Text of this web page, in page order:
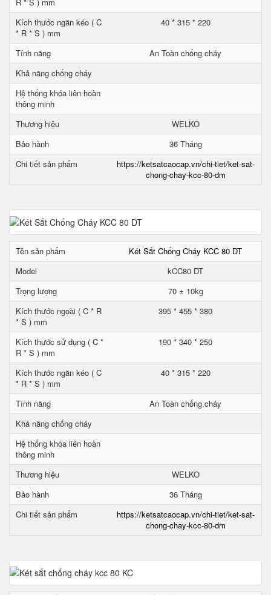
Kích thước ngăn kéo ( C
* R * S ) mm
40 * 315 * 220
Tính năng
An Toàn chống cháy
Khả năng chống cháy
Hệ thống khóa liên hoàn
thông minh
Thương hiệu
WELKO
Bảo hành
36 Tháng
Chi tiết sản phẩm
https://ketsatcaocap.vn/chi-tiet/ket-sat-
chong-chay-kcc-80-dm
Tên sản phẩm
Két Sắt Chống Cháy KCC 80 DT
Model
kCC80 DT
Trọng lượng
70 ± 10kg
Kích thước ngoài ( C * R
* S ) mm
395 * 455 * 380
Kích thước sử dụng ( C *
R * S ) mm
190 * 340 * 250
Kích thước ngăn kéo ( C
* R * S ) mm
40 * 315 * 220
Tính năng
An Toàn chống cháy
Khả năng chống cháy
Hệ thống khóa liên hoàn
thông minh
Thương hiệu
WELKO
Bảo hành
36 Tháng
Chi tiết sản phẩm
https://ketsatcaocap.vn/chi-tiet/ket-sat-
chong-chay-kcc-80-dm